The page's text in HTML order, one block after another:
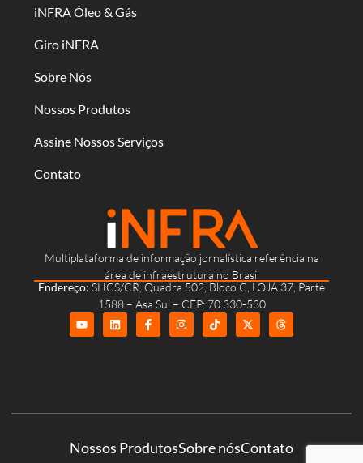
Multiplataforma de informação jornalística referência na
área de infraestrutura no Brasil
Endereço: SHCS/CR, Quadra 502, Bloco C, LOJA 37, Parte
1588 – Asa Sul – CEP: 70.330-530
iNFRA Óleo & Gás
Giro iNFRA
Sobre Nós
Nossos Produtos
Assine Nossos Serviços
Contato
Nossos ProdutosSobre nósContato